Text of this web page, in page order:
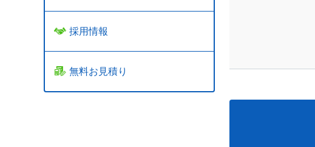
採用情報
無料お見積り